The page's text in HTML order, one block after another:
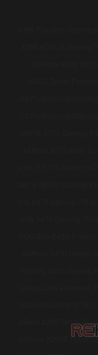
ASRock
ASRock
ASRock
ASUS
ASRock
ASRock
ASRock
ASRock